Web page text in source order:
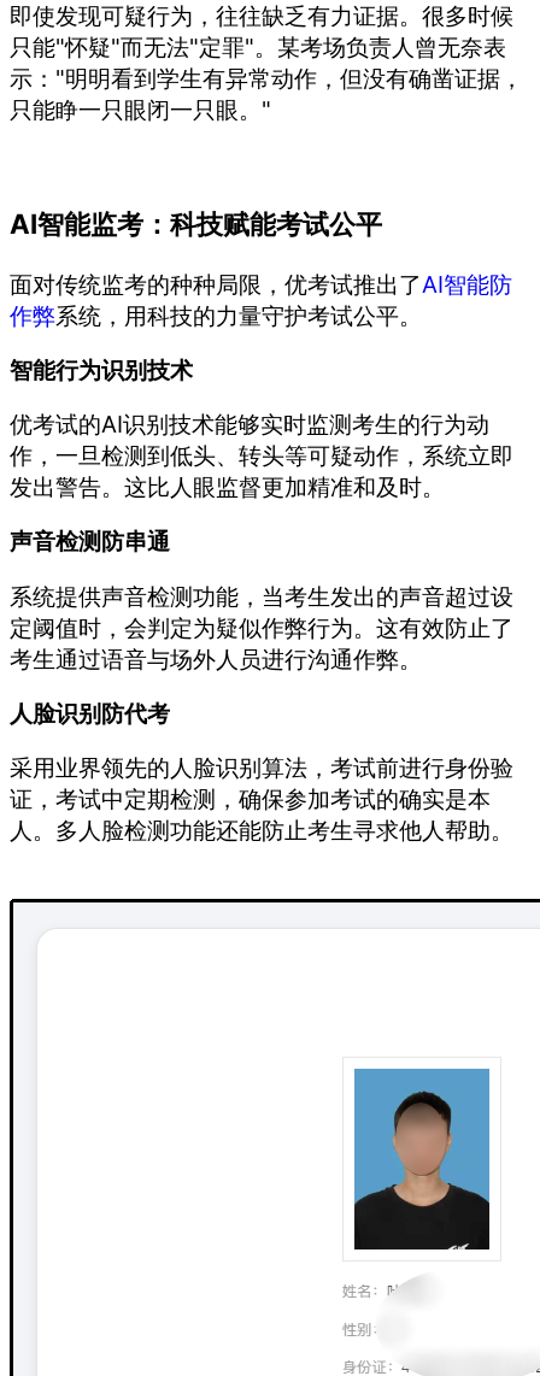
即使发现可疑行为，往往缺乏有力证据。很多时候
只能"怀疑"而无法"定罪"。某考场负责人曾无奈表
示："明明看到学生有异常动作，但没有确凿证据，
只能睁一只眼闭一只眼。"
AI智能监考：科技赋能考试公平
面对传统监考的种种局限，优考试推出了AI智能防
作弊系统，用科技的力量守护考试公平。
智能行为识别技术
优考试的AI识别技术能够实时监测考生的行为动
作，一旦检测到低头、转头等可疑动作，系统立即
发出警告。这比人眼监督更加精准和及时。
声音检测防串通
系统提供声音检测功能，当考生发出的声音超过设
定阈值时，会判定为疑似作弊行为。这有效防止了
考生通过语音与场外人员进行沟通作弊。
人脸识别防代考
采用业界领先的人脸识别算法，考试前进行身份验
证，考试中定期检测，确保参加考试的确实是本
人。多人脸检测功能还能防止考生寻求他人帮助。